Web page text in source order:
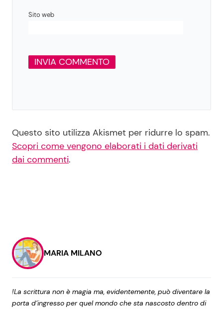
Sito web
Questo sito utilizza Akismet per ridurre lo spam.
Scopri come vengono elaborati i dati derivati
dai commenti.
MARIA MILANO
!La scrittura non è magia ma, evidentemente, può diventare la
porta d’ingresso per quel mondo che sta nascosto dentro di